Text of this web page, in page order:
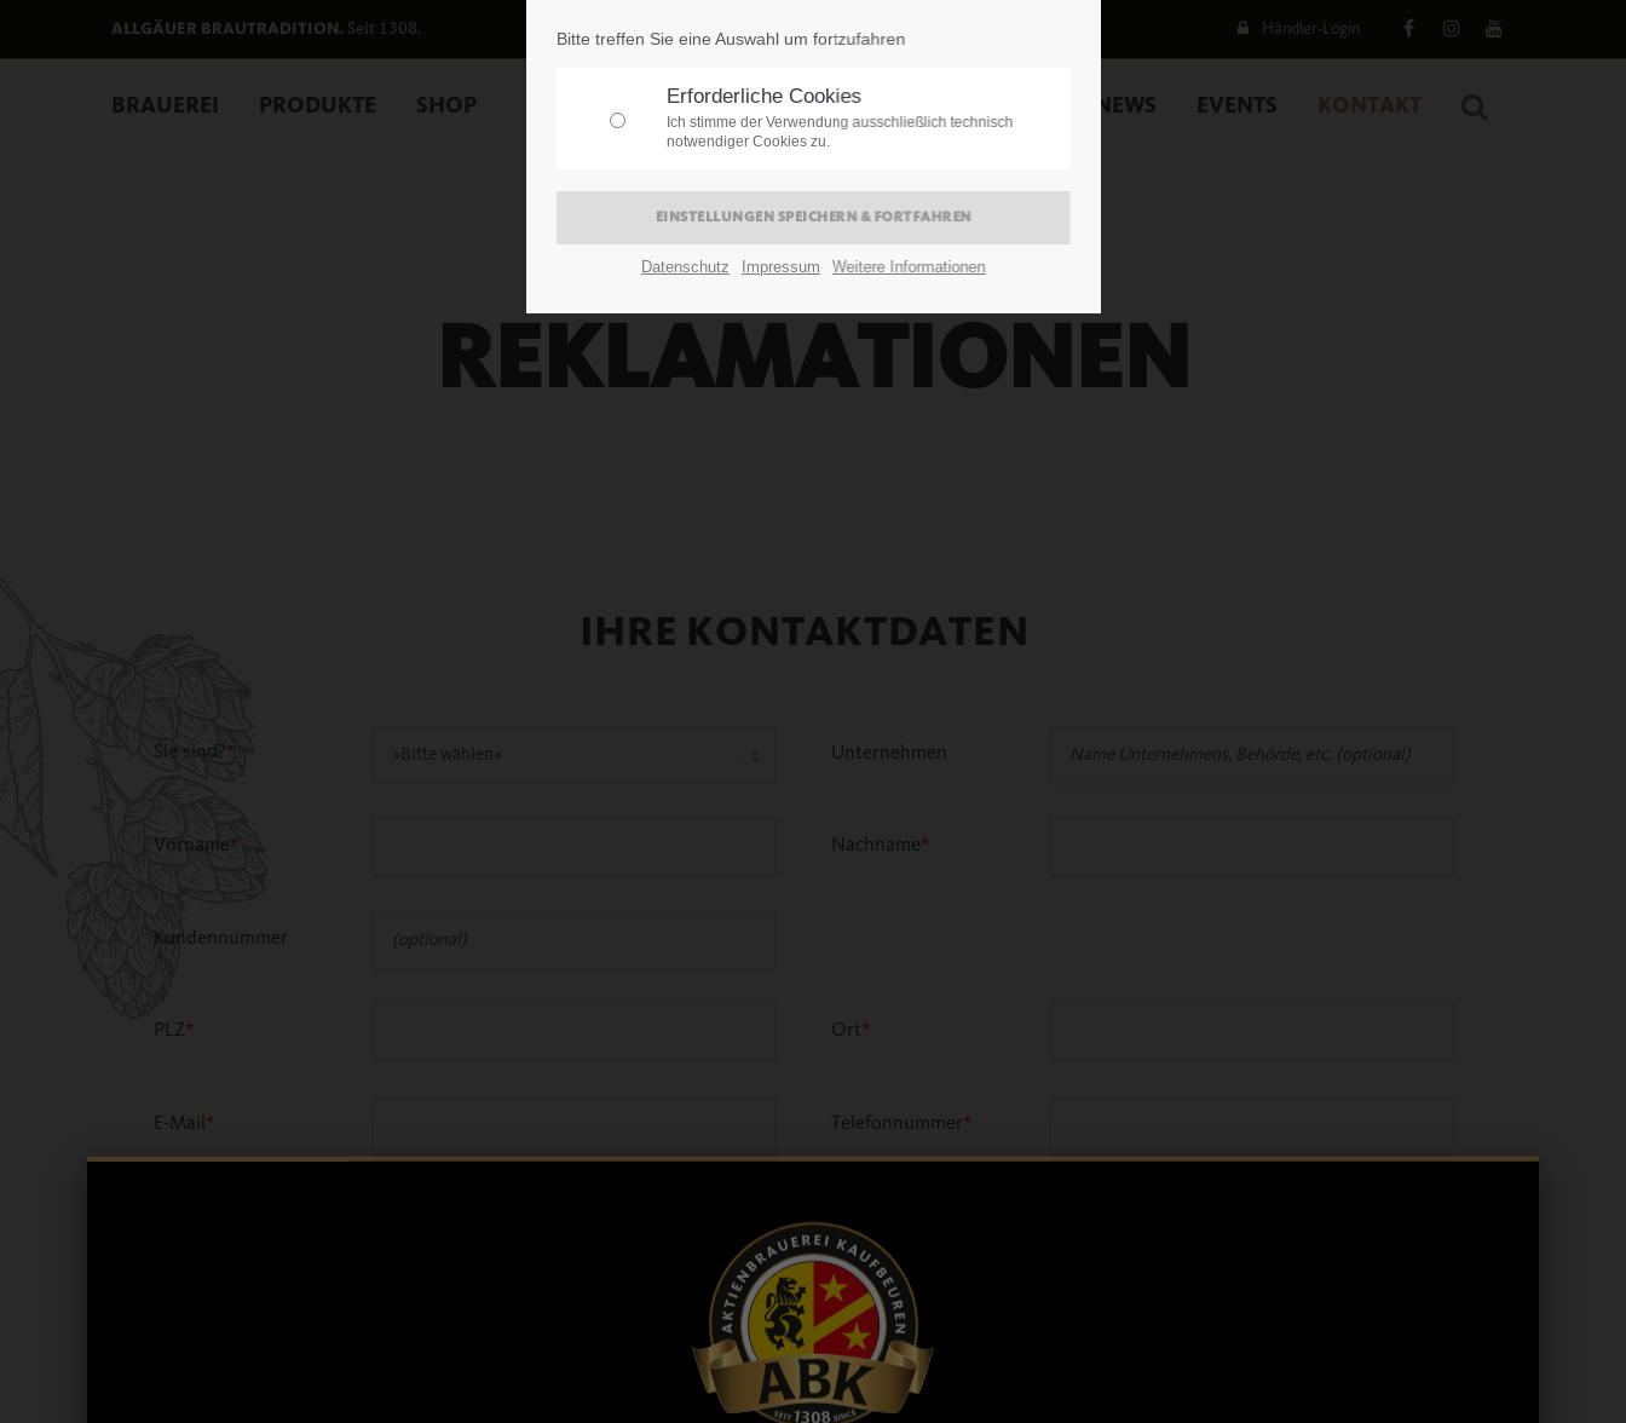
ALLGÄUER BRAUTRADITION. Seit 1308. Händler-Login
BRAUEREI PRODUKTE SHOP NEWS EVENTS KONTAKT
REKLAMATIONEN
IHRE KONTAKTDATEN
Sie sind?* Unternehmen
Vorname* Nachname*
Kundennummer
PLZ* Ort*
E-Mail * Telefonnummer*
WAS REKLAMIEREN SIE?
Gebinde*
Bitte treffen Sie eine Auswahl um fortzufahren
Erforderliche Cookies
Ich stimme der Verwendung ausschließlich technisch
notwendiger Cookies zu.
Datenschutz Impressum Weitere Informationen